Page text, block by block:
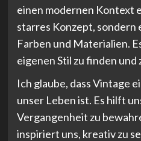
einen modernen Kontext
starres Konzept, sondern
Farben und Materialien.
eigenen Stil zu finden und
Ich glaube, dass Vintage
unser Leben ist. Es hilft
Vergangenheit zu
inspiriert uns, kreativ zu